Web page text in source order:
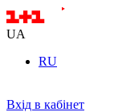
UA
RU
Вхід в кабінет